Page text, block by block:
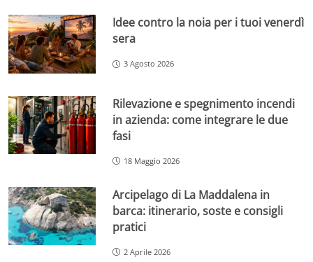
Idee contro la noia per i tuoi venerdì
sera
3 Agosto 2026
Rilevazione e spegnimento incendi
in azienda: come integrare le due
fasi
18 Maggio 2026
Arcipelago di La Maddalena in
barca: itinerario, soste e consigli
pratici
2 Aprile 2026